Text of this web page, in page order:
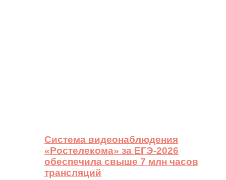
Система видеонаблюдения
«Ростелекома» за ЕГЭ-2026
обеспечила свыше 7 млн часов
трансляций